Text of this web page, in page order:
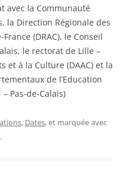
avec la Communauté
la Direction Régionale des
(DRAC), le Conseil
le rectorat de Lille –
et à la Culture (DAAC) et la
de l’Education
– Pas-de-Calais)
, Dates, et marquée avec
.